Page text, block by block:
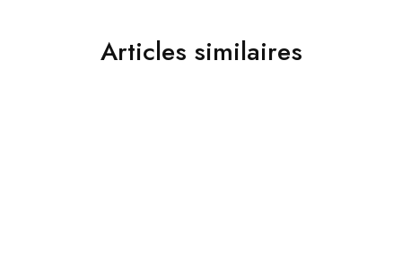
Articles similaires